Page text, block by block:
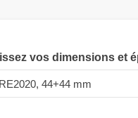
vos dimensions et
44+44 mm